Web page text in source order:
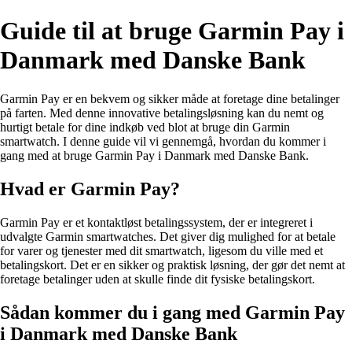
Guide til at bruge Garmin Pay i
Danmark med Danske Bank
Garmin Pay er en bekvem og sikker måde at foretage dine betalinger
på farten. Med denne innovative betalingsløsning kan du nemt og
hurtigt betale for dine indkøb ved blot at bruge din Garmin
smartwatch. I denne guide vil vi gennemgå, hvordan du kommer i
gang med at bruge Garmin Pay i Danmark med Danske Bank.
Hvad er Garmin Pay?
Garmin Pay er et kontaktløst betalingssystem, der er integreret i
udvalgte Garmin smartwatches. Det giver dig mulighed for at betale
for varer og tjenester med dit smartwatch, ligesom du ville med et
betalingskort. Det er en sikker og praktisk løsning, der gør det nemt at
foretage betalinger uden at skulle finde dit fysiske betalingskort.
Sådan kommer du i gang med Garmin Pay
i Danmark med Danske Bank